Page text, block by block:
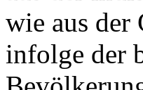
wie aus der
infolge der